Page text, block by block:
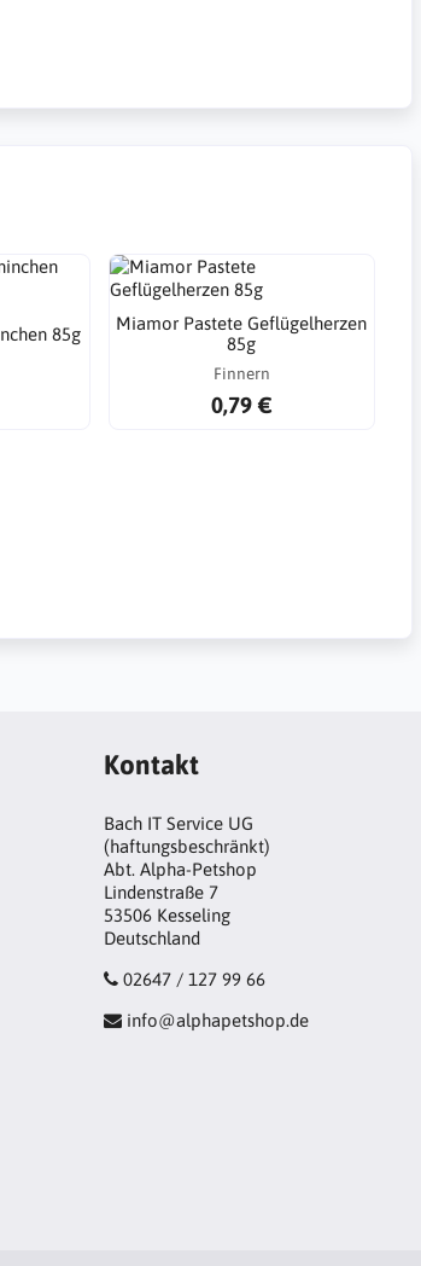
85g
Miamor Pastete Geflügelherzen
85g
Finnern
0,79 €
Kontakt
Bach IT Service UG
(haftungsbeschränkt)
Abt. Alpha-Petshop
Lindenstraße 7
53506 Kesseling
Deutschland
02647 / 127 99 66
info@alphapetshop.de